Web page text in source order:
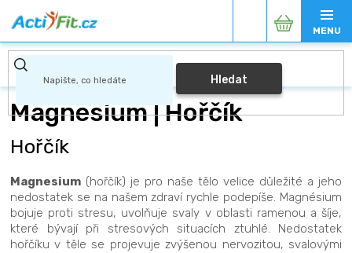
na
obsah
Hledat
Nákupní
košík
Magnesium | Hořčík
Hořčík
Magnesium (hořčík) je pro naše tělo velice důležité a jeho
nedostatek se na našem zdraví rychle podepíše. Magnésium
bojuje proti stresu, uvolňuje svaly v oblasti ramenou a šíje,
které bývají při stresových situacích ztuhlé. Nedostatek
hořčíku v těle se projevuje zvýšenou nervozitou, svalovými